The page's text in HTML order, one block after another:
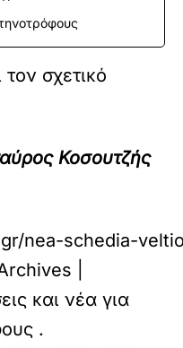
σχετικό
Κοσουτζής
nea-schedia-
|
και νέα για
.